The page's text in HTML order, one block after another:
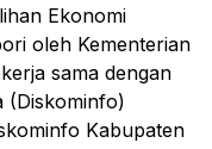
Ekonomi
oleh Kementerian
sama dengan
(Diskominfo)
Kabupaten